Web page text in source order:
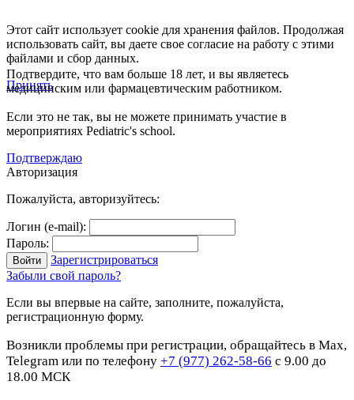
Этот сайт использует cookie для хранения файлов. Продолжая
использовать сайт, вы даете свое согласие на работу с этими
файлами и сбор данных.
Принять
Подтвердите, что вам больше 18 лет, и вы являетесь
медицинским или фармацевтическим работником.
Если это не так, вы не можете принимать участие в
мероприятиях Pediatric's school.
Подтверждаю
Авторизация
Пожалуйста, авторизуйтесь:
Логин (e-mail):
Пароль:
Зарегистрироваться
Забыли свой пароль?
Если вы впервые на сайте, заполните, пожалуйста,
регистрационную форму.
Возникли проблемы при регистрации, обращайтесь в Max,
Telegram или по телефону +7 (977) 262-58-66 с 9.00 до
18.00 МСК